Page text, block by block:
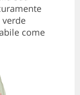
come